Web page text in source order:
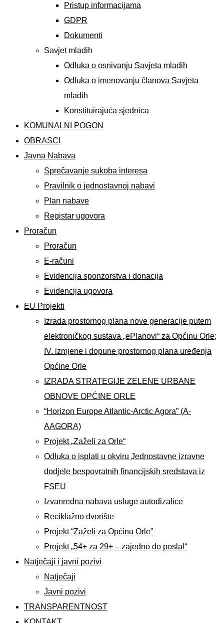
Pristup informacijama
GDPR
Dokumenti
Savjet mladih
Odluka o osnivanju Savjeta mladih
Odluka o imenovanju članova Savjeta
mladih
Konstituirajuća sjednica
KOMUNALNI POGON
OBRASCI
Javna Nabava
Sprečavanje sukoba interesa
Pravilnik o jednostavnoj nabavi
Plan nabave
Registar ugovora
Proračun
Proračun
E-računi
Evidencija sponzorstva i donacija
Evidencija ugovora
EU Projekti
Izrada prostornog plana nove generacije putem
elektroničkog sustava „ePlanovi“ za Općinu Orle;
IV. izmjene i dopune prostornog plana uređenja
Općine Orle
IZRADA STRATEGIJE ZELENE URBANE
OBNOVE OPĆINE ORLE
“Horizon Europe Atlantic-Arctic Agora” (A-
AAGORA)
Projekt „Zaželi za Orle“
Odluka o isplati u okviru Jednostavne izravne
dodjele bespovratnih financijskih sredstava iz
FSEU
Izvanredna nabava usluge autodizalice
Reciklažno dvorište
Projekt “Zaželi za Općinu Orle”
Projekt „54+ za 29+ – zajedno do posla!“
Natječaji i javni pozivi
Natječaji
Javni pozivi
TRANSPARENTNOST